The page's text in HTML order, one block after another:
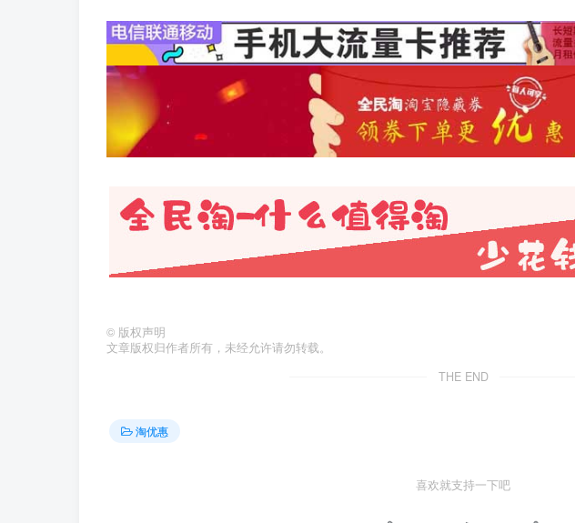
© 版权声明
文章版权归作者所有，未经允许请勿转载。
THE END
淘优惠
喜欢就支持一下吧